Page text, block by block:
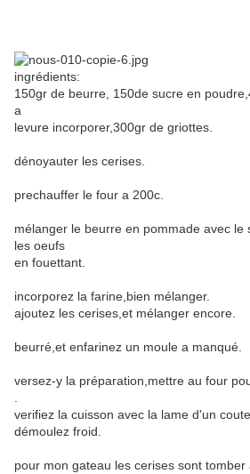
ingrédients:
150gr de beurre, 150de sucre en
a
levure incorporer,300gr de griottes.
dénoyauter les cerises.
prechauffer le four a 200c.
mélanger le beurre en pommade avec le
les oeufs
en fouettant.
incorporez la farine,bien mélanger.
ajoutez les cerises,et mélanger encore.
beurré,et enfarinez un moule a manqué.
versez-y la préparation,mettre au four
verifiez la cuisson avec la lame d'un
démoulez froid.
pour mon gateau les cerises sont